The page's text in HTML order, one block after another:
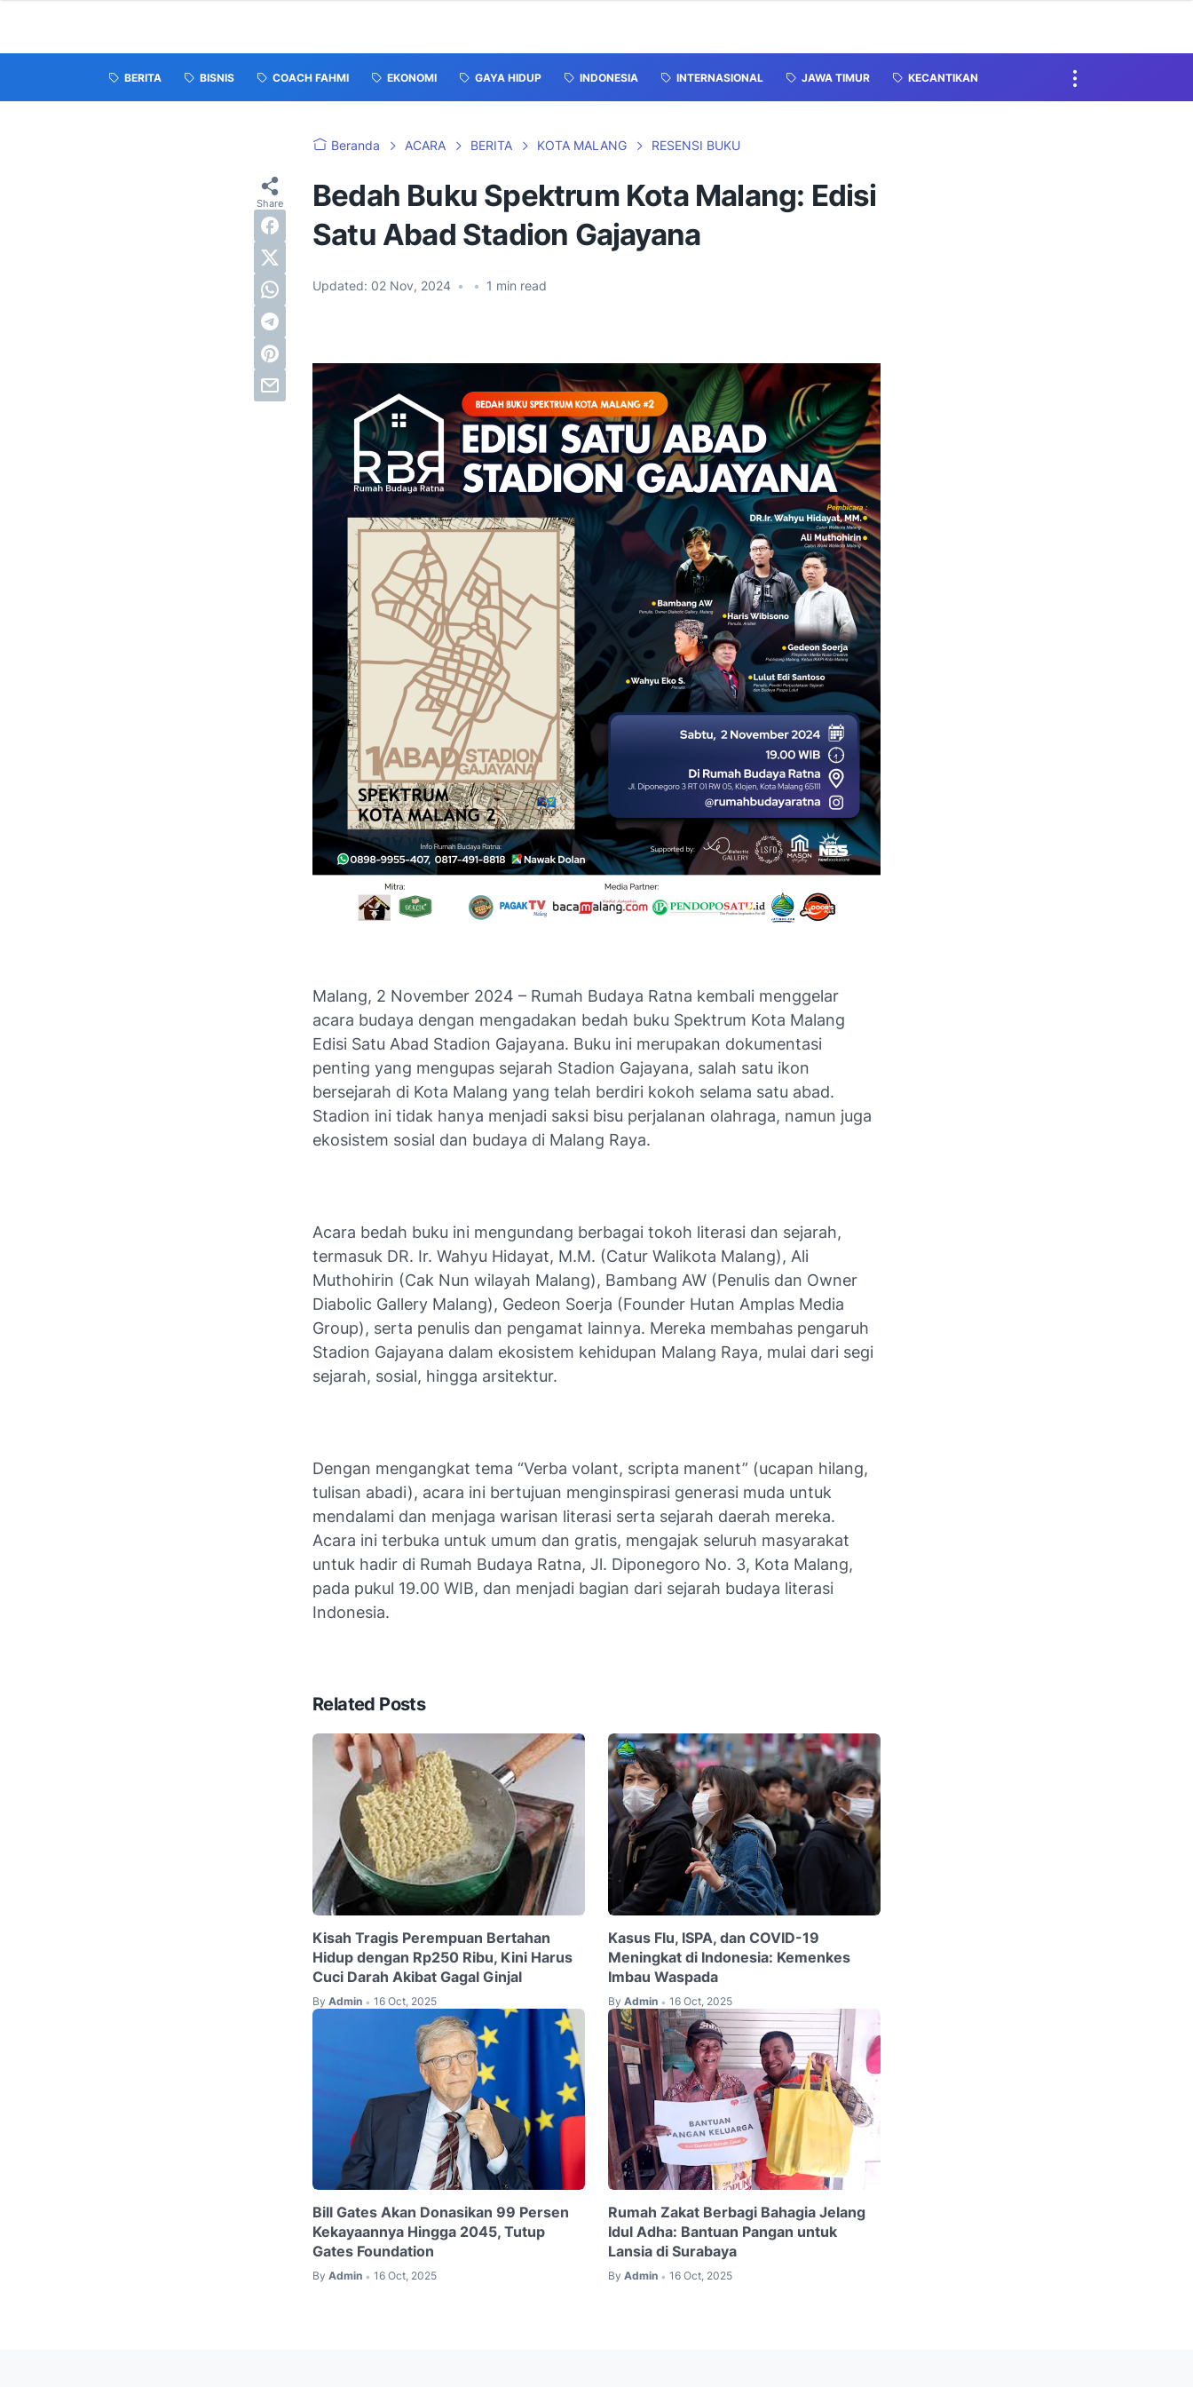
BERITA BISNIS COACH FAHMI EKONOMI GAYA HIDUP INDONESIA INTERNASIONAL JAWA TIMUR KECANTIKAN
Beranda ACARA BERITA KOTA MALANG RESENSI BUKU
Bedah Buku Spektrum Kota Malang: Edisi
Satu Abad Stadion Gajayana
Updated: 02 Nov, 2024 • • 1 min read
Malang, 2 November 2024 – Rumah Budaya Ratna kembali menggelar
acara budaya dengan mengadakan bedah buku Spektrum Kota Malang
Edisi Satu Abad Stadion Gajayana. Buku ini merupakan dokumentasi
penting yang mengupas sejarah Stadion Gajayana, salah satu ikon
bersejarah di Kota Malang yang telah berdiri kokoh selama satu abad.
Stadion ini tidak hanya menjadi saksi bisu perjalanan olahraga, namun juga
ekosistem sosial dan budaya di Malang Raya.
Acara bedah buku ini mengundang berbagai tokoh literasi dan sejarah,
termasuk DR. Ir. Wahyu Hidayat, M.M. (Catur Walikota Malang), Ali
Muthohirin (Cak Nun wilayah Malang), Bambang AW (Penulis dan Owner
Diabolic Gallery Malang), Gedeon Soerja (Founder Hutan Amplas Media
Group), serta penulis dan pengamat lainnya. Mereka membahas pengaruh
Stadion Gajayana dalam ekosistem kehidupan Malang Raya, mulai dari segi
sejarah, sosial, hingga arsitektur.
Dengan mengangkat tema “Verba volant, scripta manent” (ucapan hilang,
tulisan abadi), acara ini bertujuan menginspirasi generasi muda untuk
mendalami dan menjaga warisan literasi serta sejarah daerah mereka.
Acara ini terbuka untuk umum dan gratis, mengajak seluruh masyarakat
untuk hadir di Rumah Budaya Ratna, Jl. Diponegoro No. 3, Kota Malang,
pada pukul 19.00 WIB, dan menjadi bagian dari sejarah budaya literasi
Indonesia.
Related Posts
Kisah Tragis Perempuan Bertahan
Hidup dengan Rp250 Ribu, Kini Harus
Cuci Darah Akibat Gagal Ginjal
By Admin • 16 Oct, 2025
Kasus Flu, ISPA, dan COVID-19
Meningkat di Indonesia: Kemenkes
Imbau Waspada
By Admin • 16 Oct, 2025
Bill Gates Akan Donasikan 99 Persen
Kekayaannya Hingga 2045, Tutup
Gates Foundation
By Admin • 16 Oct, 2025
Rumah Zakat Berbagi Bahagia Jelang
Idul Adha: Bantuan Pangan untuk
Lansia di Surabaya
By Admin • 16 Oct, 2025